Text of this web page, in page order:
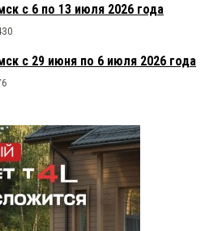
с 6 по 13 июля 2026 года
с 29 июня по 6 июля 2026 года